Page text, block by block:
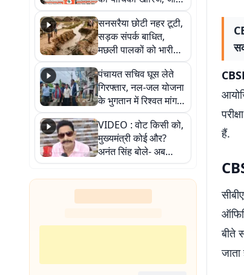
क्या है पूरा मामला
सनसरैया छोटी नहर टूटी,
सड़क संपर्क बाधित,
मछली पालकों को भारी
नुकसान
पंचायत सचिव घूस लेते
गिरफ्तार, नल-जल योजना
के भुगतान में रिश्वत मांगना
पड़ा भारी
VIDEO : वोट किसी को,
मुख्यमंत्री कोई और?
अनंत सिंह बोले- अब
जनता हर चुनाव में देगी
जवाब
हैं.
बीते